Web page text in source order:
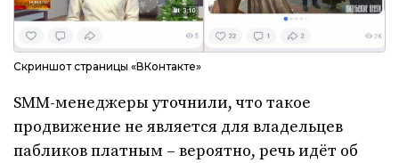
Скриншот страницы «ВКонтакте»
SMM-менеджеры уточнили, что такое
продвижение не является для владельцев
пабликов платным – вероятно, речь идёт об